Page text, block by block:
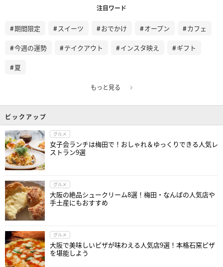
注目ワード
期間限定 スイーツ おでかけ オープン カフェ
今週の運勢 テイクアウト インスタ映え ギフト
夏
もっと見る
ピックアップ
グルメ
女子会ランチは梅田で！おしゃれ＆ゆっくりできる人気レ
ストラン9選
グルメ
大阪の絶品シュークリーム8選！梅田・なんばの人気店や
手土産にもおすすめ
グルメ
大阪で美味しいピザが味わえる人気店9選！本格石窯ピザ
を堪能しよう